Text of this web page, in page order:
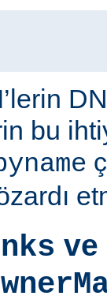
bu
ve